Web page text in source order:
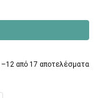
από 17 αποτελέσματα